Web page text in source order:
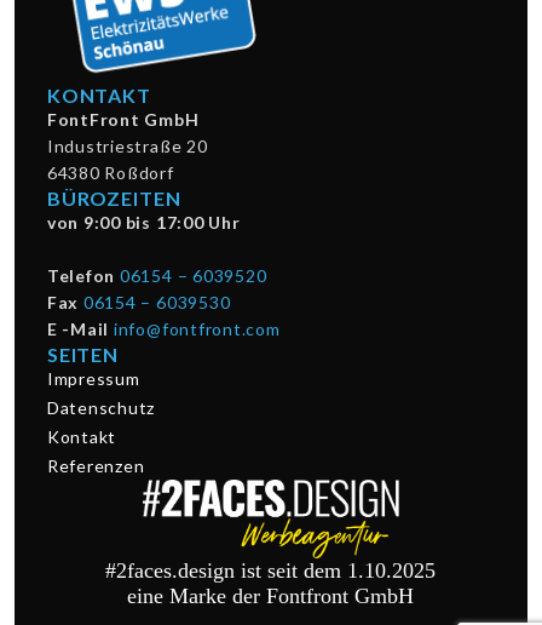
KONTAKT
FontFront GmbH
Industriestraße 20
64380 Roßdorf
BÜROZEITEN
von 9:00 bis 17:00 Uhr
Telefon 06154 – 6039520
Fax 06154 – 6039530
E -Mail info@fontfront.com
SEITEN
Impressum
Datenschutz
Kontakt
Referenzen
#2faces.design ist seit dem 1.10.2025
eine Marke der Fontfront GmbH